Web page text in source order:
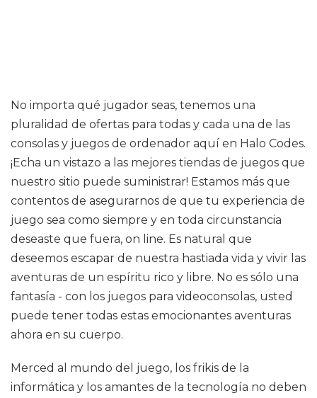
No importa qué jugador seas, tenemos una
pluralidad de ofertas para todas y cada una de las
consolas y juegos de ordenador aquí en Halo Codes.
¡Echa un vistazo a las mejores tiendas de juegos que
nuestro sitio puede suministrar! Estamos más que
contentos de asegurarnos de que tu experiencia de
juego sea como siempre y en toda circunstancia
deseaste que fuera, on line. Es natural que
deseemos escapar de nuestra hastiada vida y vivir las
aventuras de un espíritu rico y libre. No es sólo una
fantasía - con los juegos para videoconsolas, usted
puede tener todas estas emocionantes aventuras
ahora en su cuerpo.
Merced al mundo del juego, los frikis de la
informática y los amantes de la tecnología no deben